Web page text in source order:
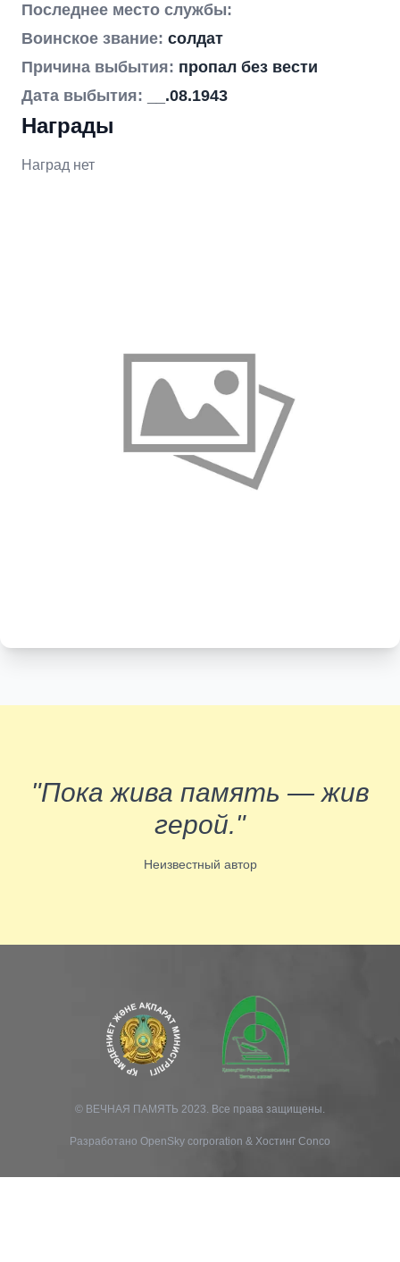
Последнее место службы:
Воинское звание: солдат
Причина выбытия: пропал без вести
Дата выбытия:
__.08.1943
Награды
Наград нет
"Пока жива память — жив
герой."
Неизвестный автор
© ВЕЧНАЯ ПАМЯТЬ 2023. Все права защищены.
Разработано OpenSky corporation & Хостинг Conco